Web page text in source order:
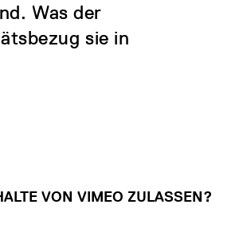
Was der
sie in
VON VIMEO ZULASSEN?